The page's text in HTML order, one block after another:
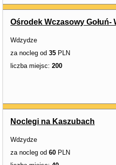
Ośrodek Wczasowy Gołuń-
Wdzydze
za nocleg od 35 PLN
liczba miejsc: 200
Noclegi na Kaszubach
Wdzydze
za nocleg od 60 PLN